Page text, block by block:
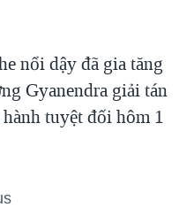
TRỘM HẢI SÂM
TỪ NÔNG THÔN MỸ
nổi dậy đã gia tăng
Gyanendra giải tán
tuyệt đối hôm 1